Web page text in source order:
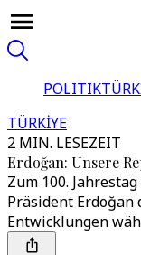
POLITIK
TÜRKİYE
2 MIN. LESEZEIT
Erdoğan: Unsere
Zum 100.
Präsident
Entwicklungen